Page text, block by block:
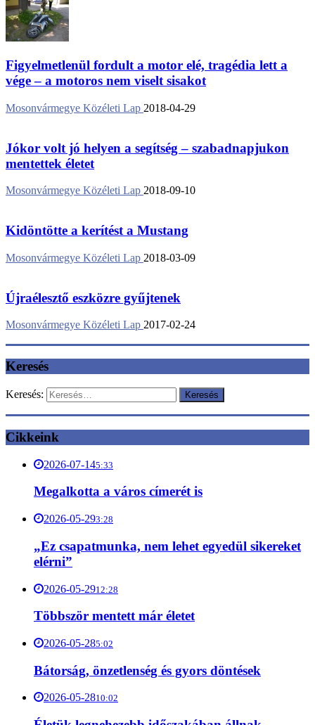
Figyelmetlenül fordult a motor elé, tragédia lett a
vége – a motoros nem viselt sisakot
Mosonvármegye Közéleti Lap 2018-04-29
Jókor volt jó helyen a segítség – szabadnapjukon
mentettek életet
Mosonvármegye Közéleti Lap 2018-09-10
Kidöntötte a kerítést a Mustang
Mosonvármegye Közéleti Lap 2018-03-09
Újraélesztő eszközre gyűjtenek
Mosonvármegye Közéleti Lap 2017-02-24
Keresés
Keresés:
Cikkeink
2026-07-145:33
Megalkotta a város címerét is
2026-05-293:28
„Ez csapatmunka, nem lehet egyedül sikereket
elérni”
2026-05-2912:28
Többször mentett már életet
2026-05-285:02
Bátorság, önzetlenség és gyors döntések
2026-05-2810:02